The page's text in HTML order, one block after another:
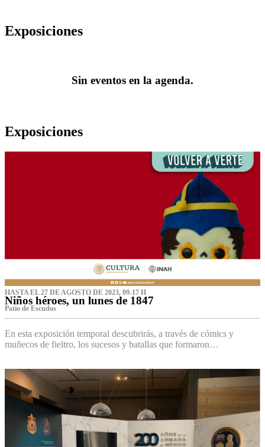
Exposiciones
Sin eventos en la agenda.
Exposiciones
HASTA EL 27 DE AGOSTO DE 2023, 09-17 H
Niños héroes, un lunes de 1847
Patio de Escudos
En esta exposición temporal descubrirás, a través de cómics y
muñecos de fieltro, los sucesos y batallas que formaron…